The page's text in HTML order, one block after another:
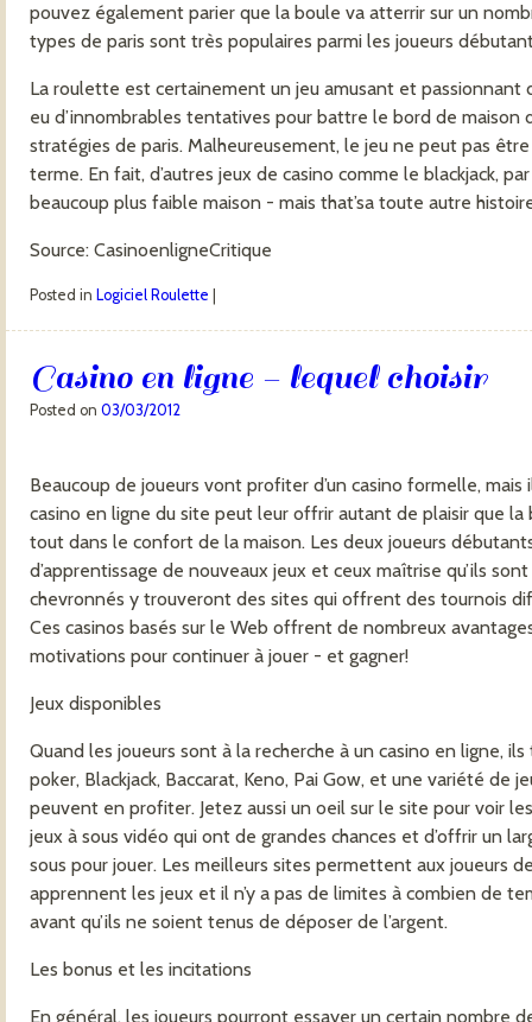
pouvez également parier que la boule va atterrir sur un
types de paris sont très populaires parmi les joueurs
La roulette est certainement un jeu amusant et passionnant
eu d’innombrables tentatives pour battre le bord de maison
stratégies de paris. Malheureusement, le jeu ne peut pas
terme. En fait, d’autres jeux de casino comme le blackjack,
beaucoup plus faible maison - mais that’sa toute autre
Source: CasinoenligneCritique
Posted in Logiciel Roulette
Casino en ligne - lequel choisir
Posted on 03/03/2012
Beaucoup de joueurs vont profiter d’un casino formelle,
casino en ligne du site peut leur offrir autant de plaisir que la
tout dans le confort de la maison. Les deux joueurs
d’apprentissage de nouveaux jeux et ceux maîtrise qu’ils
chevronnés y trouveront des sites qui offrent des tournois
Ces casinos basés sur le Web offrent de nombreux
motivations pour continuer à jouer - et gagner!
Jeux disponibles
Quand les joueurs sont à la recherche à un casino en ligne,
poker, Blackjack, Baccarat, Keno, Pai Gow, et une variété de
peuvent en profiter. Jetez aussi un oeil sur le site pour voir
jeux à sous vidéo qui ont de grandes chances et d’offrir un
sous pour jouer. Les meilleurs sites permettent aux joueurs
apprennent les jeux et il n’y a pas de limites à combien de
avant qu’ils ne soient tenus de déposer de l’argent.
Les bonus et les incitations
En général, les joueurs pourront essayer un certain nombre